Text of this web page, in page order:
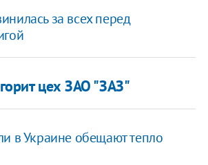
за всех перед
цех ЗАО "ЗАЗ"
в Украине обещают тепло